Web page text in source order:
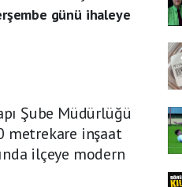
günü ihaleye
Şube Müdürlüğü
metrekare inşaat
ilçeye modern